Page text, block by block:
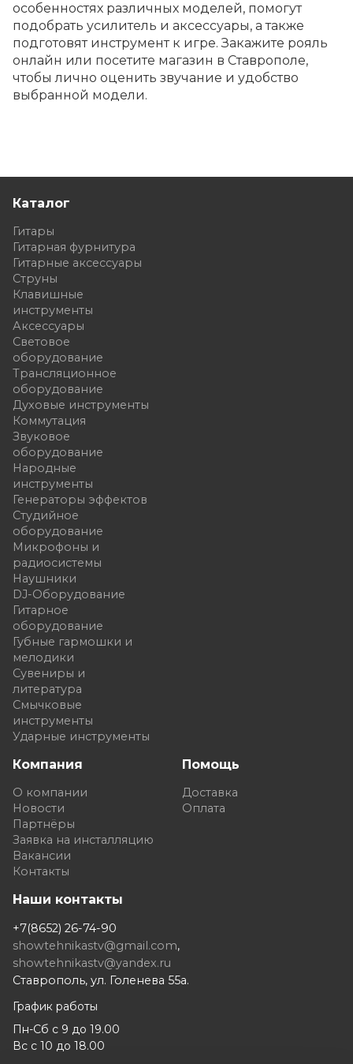
особенностях различных моделей, помогут
подобрать усилитель и аксессуары, а также
подготовят инструмент к игре. Закажите рояль
онлайн или посетите магазин в Ставрополе,
чтобы лично оценить звучание и удобство
выбранной модели.
Каталог
Гитары
Гитарная фурнитура
Гитарные аксессуары
Струны
Клавишные
инструменты
Аксессуары
Световое
оборудование
Трансляционное
оборудование
Духовые инструменты
Коммутация
Звуковое
оборудование
Народные
инструменты
Генераторы эффектов
Студийное
оборудование
Микрофоны и
радиосистемы
Наушники
DJ-Оборудование
Гитарное
оборудование
Губные гармошки и
мелодики
Сувениры и
литература
Смычковые
инструменты
Ударные инструменты
Компания
О компании
Новости
Партнёры
Заявка на инсталляцию
Вакансии
Контакты
Помощь
Доставка
Оплата
Наши контакты
+7(8652) 26-74-90
showtehnikastv@gmail.com,
showtehnikastv@yandex.ru
Ставрополь, ул. Голенева 55а.
График работы
Пн-Сб с 9 до 19.00
Вс с 10 до 18.00